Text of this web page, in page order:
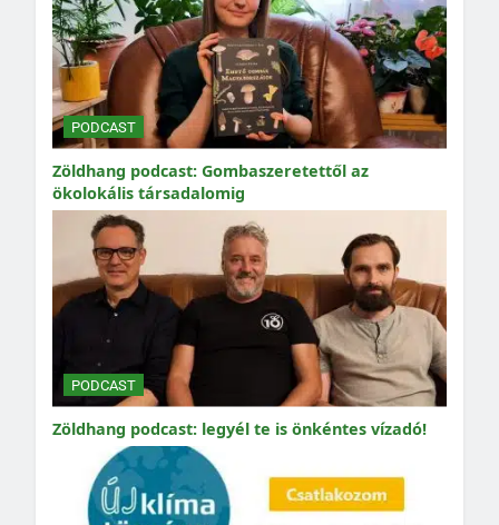
PODCAST
Zöldhang podcast: Gombaszeretettől az
ökolokális társadalomig
PODCAST
Zöldhang podcast: legyél te is önkéntes vízadó!